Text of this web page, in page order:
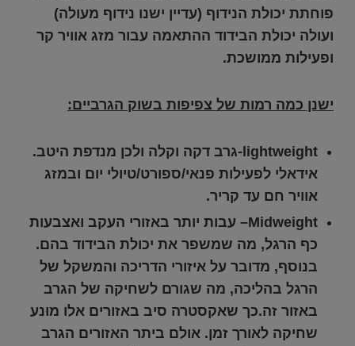
פוחתת יכולת הנידוף (עדיין ישנו נידוף מעולה)
ועולה יכולת הבידוד ההתאמה עבור מזג אוויר קר
ופעילות ממושכת.
ישנן כמה רמות של צפיפות בשוק הגרביים:
lightweight-גרב דקה וקלה ולכן מנדפת היטב.
אידאלי לפעילות פנאי/ספורט/טיולי יום ובמזג
אוויר חם עד קריר.
Midweight
– עבות יותר באזורי העקב ואצבעות
כף הרגל, מה שמשפר את יכולת הבידוד בהם.
בנוסף, מדובר על איזורי הדריכה והמשקל של
הרגל בהליכה, מה שגורם לשחיקה של הגרב
באזור זה.כך שאקסטרה סיב באזורים אלו מונע
שחיקה לאורך זמן. אולם ביתר האזורים הגרב